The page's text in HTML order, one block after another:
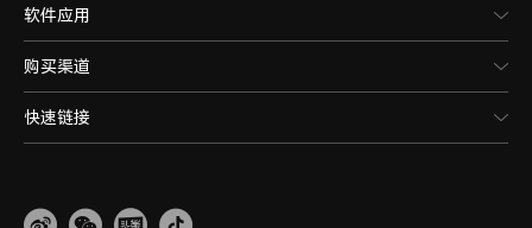
软件应用
购买渠道
快速链接